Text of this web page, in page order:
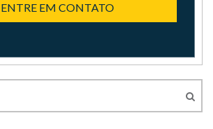
ENTRE EM CONTATO